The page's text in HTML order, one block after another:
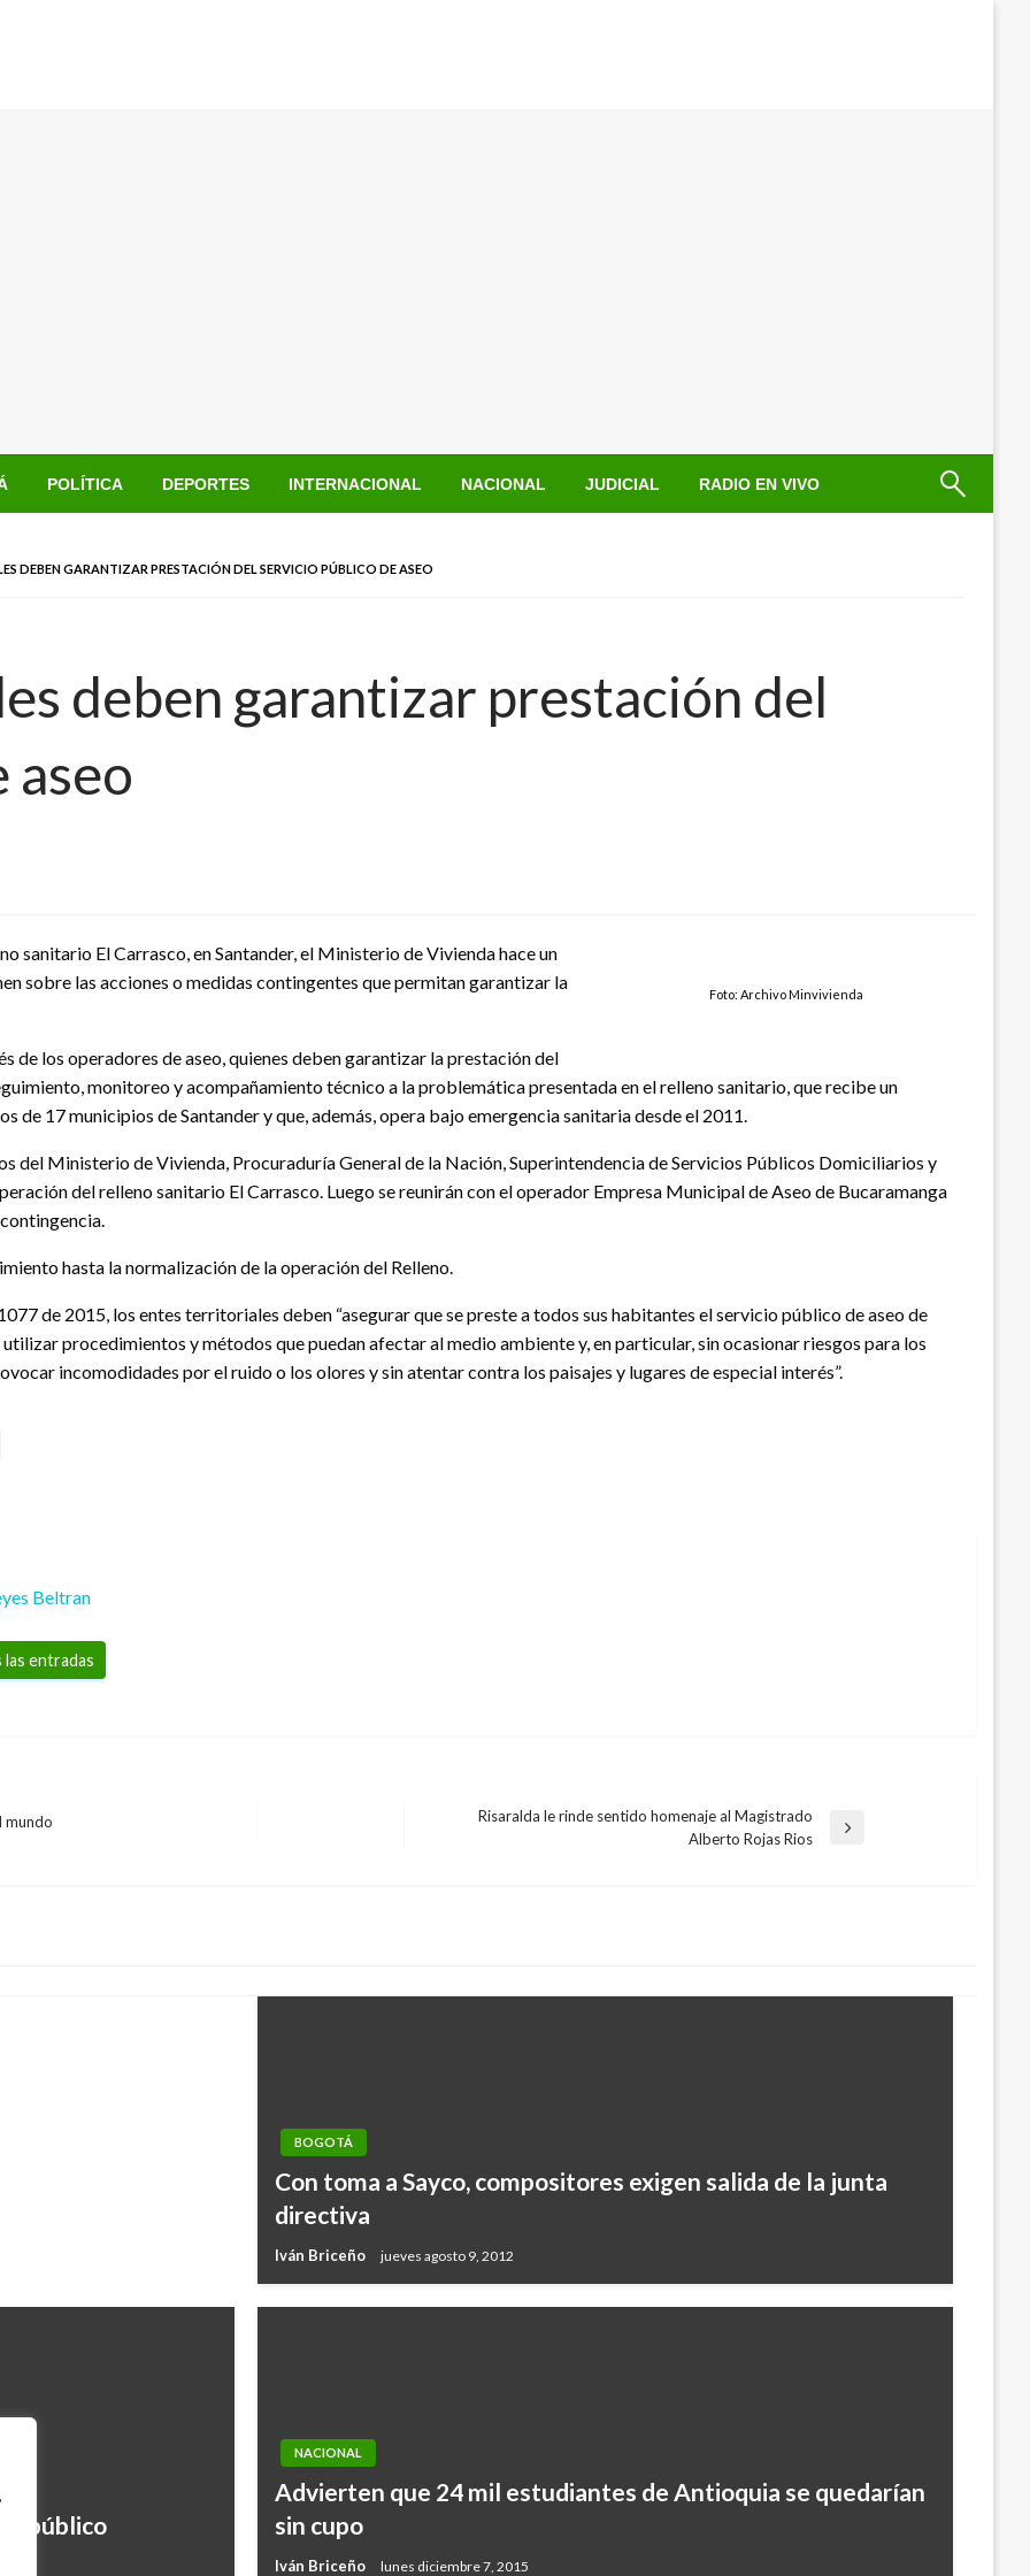
POLÍTICA DEPORTES INTERNACIONAL NACIONAL JUDICIAL RADIO EN VIVO
DEBEN GARANTIZAR PRESTACIÓN DEL SERVICIO PÚBLICO DE ASEO
deben garantizar prestación del
aseo
Foto: Archivo Minvivienda
sanitario El Carrasco, en Santander, el Ministerio de Vivienda hace un
sobre las acciones o medidas contingentes que permitan garantizar la
de los operadores de aseo, quienes deben garantizar la prestación del
monitoreo y acompañamiento técnico a la problemática presentada en el relleno sanitario, que recibe un
de 17 municipios de Santander y que, además, opera bajo emergencia sanitaria desde el 2011.
del Ministerio de Vivienda, Procuraduría General de la Nación, Superintendencia de Servicios Públicos Domiciliarios y
del relleno sanitario El Carrasco. Luego se reunirán con el operador Empresa Municipal de Aseo de Bucaramanga
hasta la normalización de la operación del Relleno.
de 2015, los entes territoriales deben “asegurar que se preste a todos sus habitantes el servicio público de aseo de
procedimientos y métodos que puedan afectar al medio ambiente y, en particular, sin ocasionar riesgos para los
incomodidades por el ruido o los olores y sin atentar contra los paisajes y lugares de especial interés”.
Beltran
entradas
mundo
Risaralda le rinde sentido homenaje al Magistrado
Alberto Rojas Rios
BOGOTÁ
Con toma a Sayco, compositores exigen salida de la junta
directiva
Iván Briceño jueves agosto 9, 2012
público
NACIONAL
Advierten que 24 mil estudiantes de Antioquia se quedarían
sin cupo
Iván Briceño lunes diciembre 7, 2015